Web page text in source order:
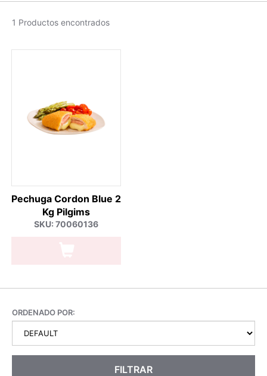
1 Productos encontrados
Pechuga Cordon Blue 2
Kg Pilgims
SKU: 70060136
ORDENADO POR:
FILTRAR